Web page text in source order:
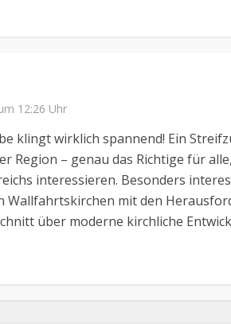
12:26 Uhr
klingt wirklich spannend! Ein
Region – genau das Richtige für
interessieren. Besonders
Wallfahrtskirchen mit den
über moderne kirchliche